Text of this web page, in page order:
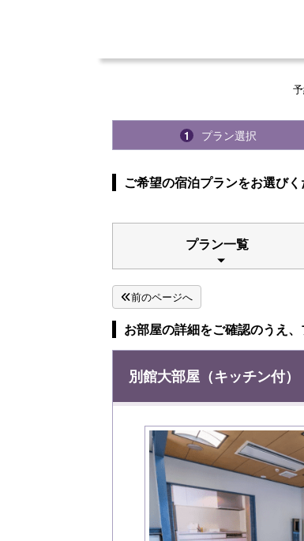
1 プラン選択
ご希望の宿泊プランをお選びく
プラン一覧
前のページへ
お部屋の詳細をご確認のうえ、
別館大部屋（キッチン付）